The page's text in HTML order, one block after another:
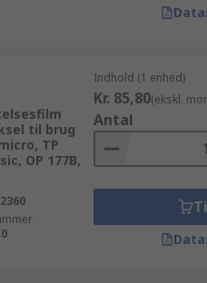
til brug
TP
OP 177B,
Indhold (1 enhed)
Kr. 85,80(ekskl.
Antal